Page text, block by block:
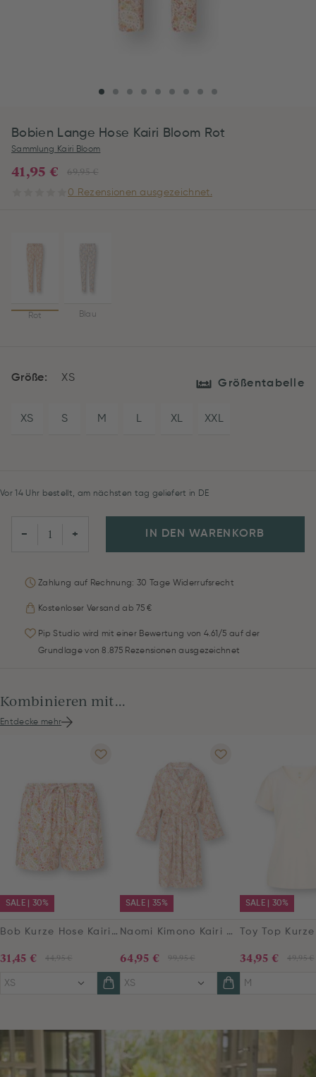
Bobien Lange Hose Kairi Bloom Rot
Sammlung Kairi Bloom
69,95 €
41,95 €
0 Rezensionen ausgezeichnet.
Rot Blau
Größe: XS Größentabelle
XS S M L XL XXL
Vor 14 Uhr bestellt, am nächsten tag geliefert in DE
− + IN DEN WARENKORB
Zahlung auf Rechnung: 30 Tage Widerrufsrecht
Kostenloser Versand ab 75 €
Pip Studio wird mit einer Bewertung von 4.61/5 auf der
Grundlage von 8.875 Rezensionen ausgezeichnet
Kombinieren mit...
Entdecke mehr
SALE | 30%
Bob Kurze Hose Kairi Bloom Rot
44,95 €
31,45 €
XS
SALE | 35%
Naomi Kimono Kairi Bloom Rot
99,95 €
64,95 €
XS
SALE | 30%
49,95 €
34,95 €
M